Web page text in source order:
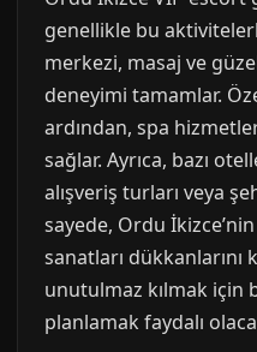
genellikle bu
merkezi, masaj ve
deneyimi tamamlar.
ardından, spa
sağlar. Ayrıca, bazı
alışveriş turları veya
sayede, Ordu
sanatları
unutulmaz kılmak için
planlamak faydalı